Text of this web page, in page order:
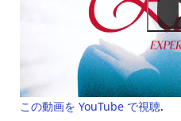
この動画を YouTube で視聴.